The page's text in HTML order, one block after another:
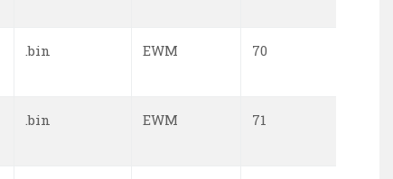
.bin EWM 70
.bin EWM 71